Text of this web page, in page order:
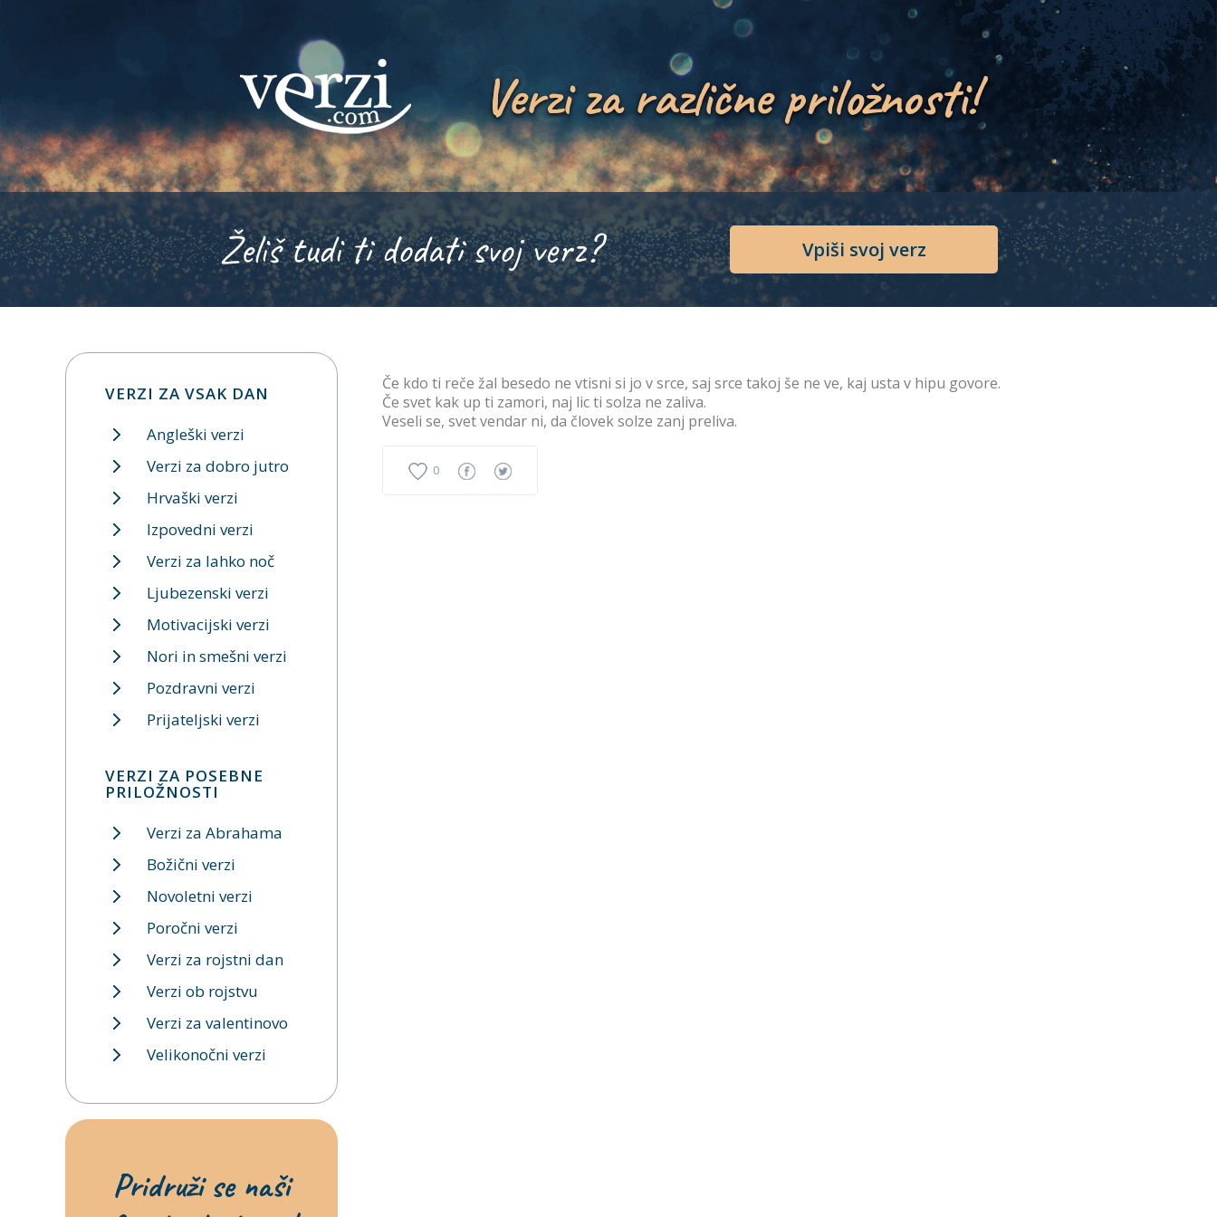
Verzi za različne priložnosti!
Želiš tudi ti dodati svoj verz? Vpiši svoj verz
Če kdo ti reče žal besedo ne vtisni si jo v srce, saj srce takoj še ne ve, kaj usta v hipu govore.
Če svet kak up ti zamori, naj lic ti solza ne zaliva.
Veseli se, svet vendar ni, da človek solze zanj preliva.
0
VERZI ZA VSAK DAN
Angleški verzi
Verzi za dobro jutro
Hrvaški verzi
Izpovedni verzi
Verzi za lahko noč
Ljubezenski verzi
Motivacijski verzi
Nori in smešni verzi
Pozdravni verzi
Prijateljski verzi
VERZI ZA POSEBNE
PRILOŽNOSTI
Verzi za Abrahama
Božični verzi
Novoletni verzi
Poročni verzi
Verzi za rojstni dan
Verzi ob rojstvu
Verzi za valentinovo
Velikonočni verzi
Pridruži se naši